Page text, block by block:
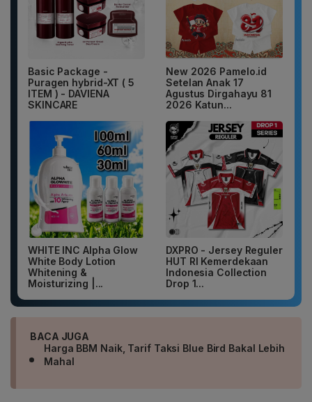
Basic Package -
Puragen hybrid-XT ( 5
ITEM ) - DAVIENA
SKINCARE
New 2026 Pamelo.id
Setelan Anak 17
Agustus Dirgahayu 81
2026 Katun...
WHITE INC Alpha Glow
White Body Lotion
Whitening &
Moisturizing |...
DXPRO - Jersey Reguler
HUT RI Kemerdekaan
Indonesia Collection
Drop 1...
BACA JUGA
Harga BBM Naik, Tarif Taksi Blue Bird Bakal Lebih
Mahal